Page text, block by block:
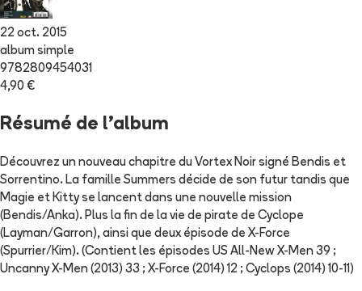
22 oct. 2015
album simple
9782809454031
4,90 €
Résumé de l'album
Découvrez un nouveau chapitre du Vortex Noir signé Bendis et
Sorrentino. La famille Summers décide de son futur tandis que
Magie et Kitty se lancent dans une nouvelle mission
(Bendis/Anka). Plus la fin de la vie de pirate de Cyclope
(Layman/Garron), ainsi que deux épisode de X-Force
(Spurrier/Kim). (Contient les épisodes US All-New X-Men 39 ;
Uncanny X-Men (2013) 33 ; X-Force (2014) 12 ; Cyclops (2014) 10-11)